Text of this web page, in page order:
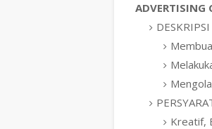
ADVERTISING
DESKRIPSI
Kreatif,